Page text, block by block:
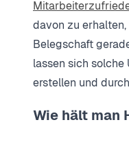
davon zu
Belegschaft
lassen sich
erstellen und
Wie hält man